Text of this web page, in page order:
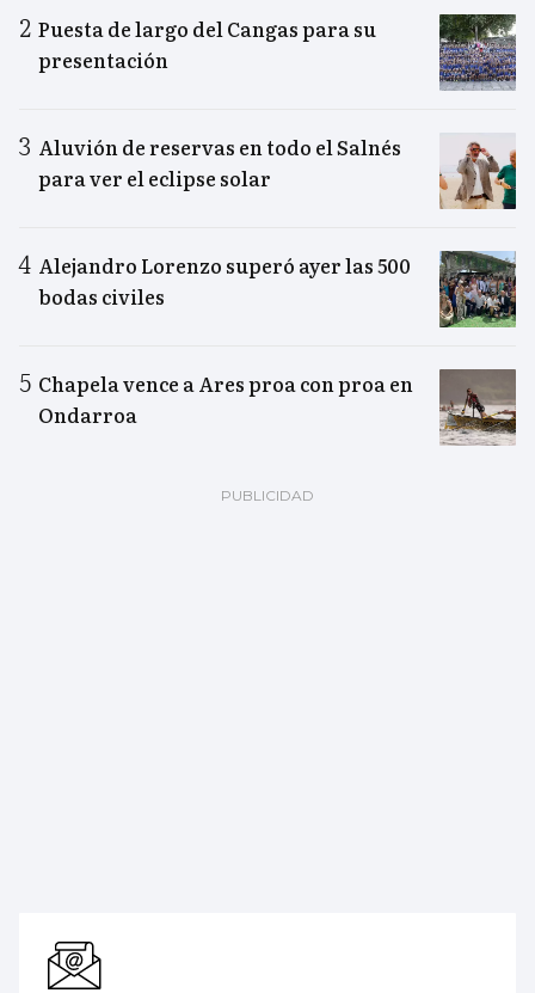
Puesta de largo del Cangas para su
presentación
Aluvión de reservas en todo el Salnés
para ver el eclipse solar
Alejandro Lorenzo superó ayer las 500
bodas civiles
Chapela vence a Ares proa con proa en
Ondarroa